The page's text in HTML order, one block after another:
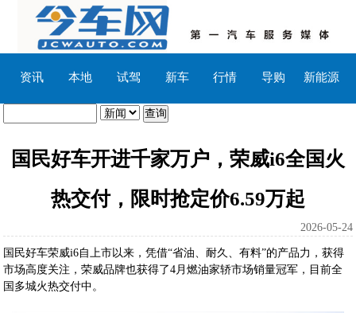
资讯 本地 试驾 新车 行情 导购 新能源
国民好车开进千家万户，荣威i6全国火
热交付，限时抢定价6.59万起
2026-05-24
国民好车荣威i6自上市以来，凭借“省油、耐久、有料”的产品力，获得
市场高度关注，荣威品牌也获得了4月燃油家轿市场销量冠军，目前全
国多城火热交付中。